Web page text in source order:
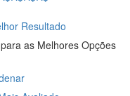
Resultado
as Melhores Opções